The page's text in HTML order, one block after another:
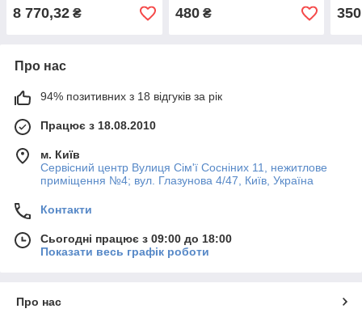
8 770,32 ₴ 480₴ 350
Про нас
94% позитивних з 18 відгуків за рік
Працює з 18.08.2010
м. Київ
Сервісний центр Вулиця Сім'ї Сосніних 11, нежитлове
приміщення №4; вул. Глазунова 4/47, Київ, Україна
Контакти
Сьогодні працює з 09:00 до 18:00
Показати весь графік роботи
Про нас